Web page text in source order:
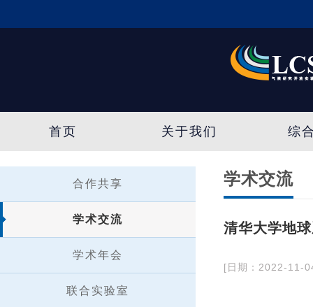
首页 关于我们 综
合作共享
学术交流
学术年会
联合实验室
学术交流
清华大学地
[日期：2022-11-